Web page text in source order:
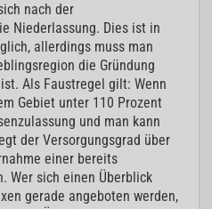
nach der
Niederlassung. Dies ist in
allerdings muss man
die Gründung
Als Faustregel gilt: Wenn
Gebiet unter 110 Prozent
und man kann
der Versorgungsgrad über
einer bereits
Wer sich einen Überblick
gerade angeboten werden,